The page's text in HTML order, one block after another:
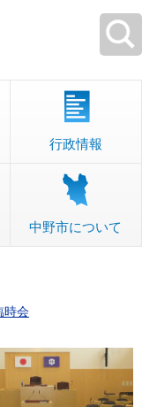
行政情報
中野市について
時会